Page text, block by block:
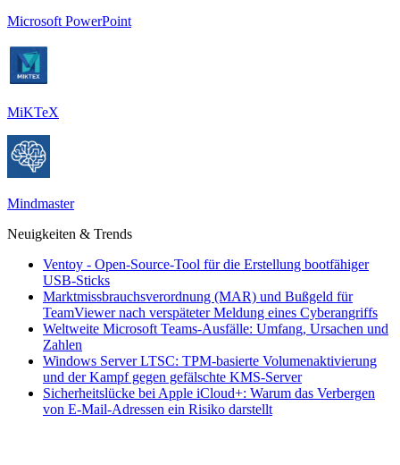
Microsoft PowerPoint
MiKTeX
Mindmaster
Neuigkeiten & Trends
Ventoy - Open-Source-Tool für die Erstellung bootfähiger
USB-Sticks
Marktmissbrauchsverordnung (MAR) und Bußgeld für
TeamViewer nach verspäteter Meldung eines Cyberangriffs
Weltweite Microsoft Teams-Ausfälle: Umfang, Ursachen und
Zahlen
Windows Server LTSC: TPM-basierte Volumenaktivierung
und der Kampf gegen gefälschte KMS-Server
Sicherheitslücke bei Apple iCloud+: Warum das Verbergen
von E-Mail-Adressen ein Risiko darstellt